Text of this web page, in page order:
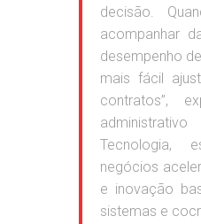
decisão.
acompanhar
desempenho
mais fácil
contratos”,
Tecnologia,
negócios
e inovação
sistemas e